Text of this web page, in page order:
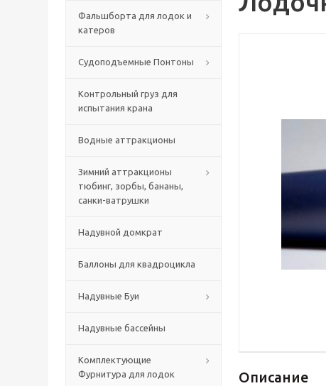
Фальшборта для лодок и
катеров
Судоподъемные Понтоны
Контрольный груз для
испытания крана
Водные аттракционы
Зимний аттракционы
тюбинг, зорбы, бананы,
санки-ватрушки
Надувной домкрат
Баллоны для квадроцикла
Надувные Буи
Надувные бассейны
Комплектующие
Фурнитура для лодок
Описание